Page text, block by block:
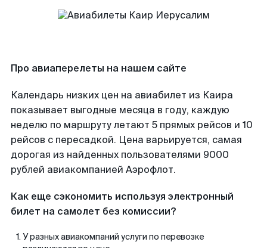
Про авиаперелеты на нашем сайте
Календарь низких цен на авиабилет из Каира
показывает выгодные месяца в году, каждую
неделю по маршруту летают 5 прямых рейсов и 10
рейсов с пересадкой. Цена варьируется, самая
дорогая из найденных пользователями 9000
рублей авиакомпанией Аэрофлот.
Как еще сэкономить используя электронный
билет на самолет без комиссии?
У разных авиакомпаний услуги по перевозке